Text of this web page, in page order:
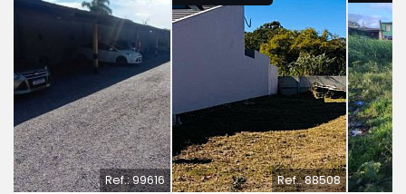
Ref.: 99616 Ref.: 88508